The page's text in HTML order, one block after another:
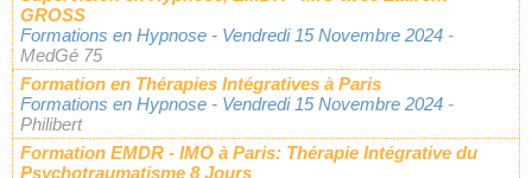
GROSS
Formations en Hypnose - Vendredi 15 Novembre 2024 -
MedGé 75
Formation en Thérapies Intégratives à Paris
Formations en Hypnose - Vendredi 15 Novembre 2024 -
Philibert
Formation EMDR - IMO à Paris: Thérapie Intégrative du
Psychotraumatisme 8 Jours